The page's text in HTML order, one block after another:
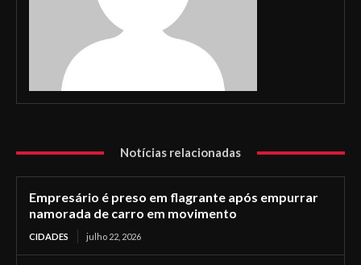
Notícias relacionadas
Empresário é preso em flagrante após empurrar
namorada de carro em movimento
CIDADES julho 22, 2026